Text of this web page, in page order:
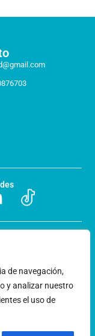
de navegación,
y analizar nuestro
el uso de
reservados.